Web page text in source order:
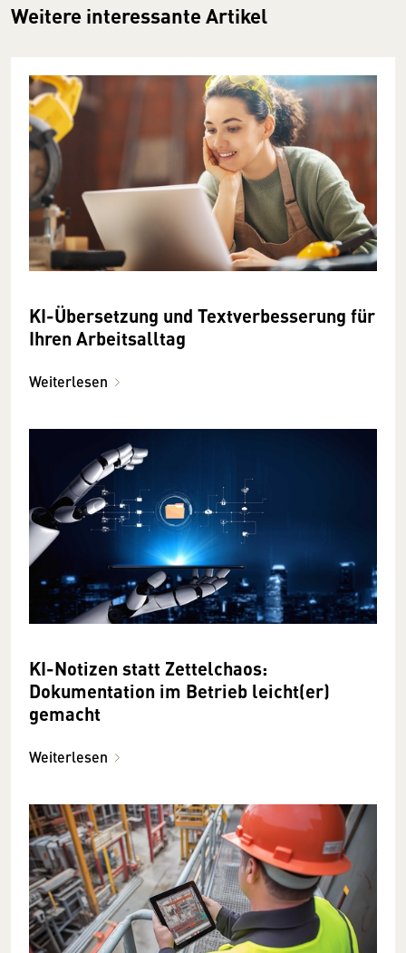
Weitere interessante Artikel
KI-Übersetzung und Textverbesserung für
Ihren Arbeitsalltag
Weiterlesen
KI-Notizen statt Zettelchaos:
Dokumentation im Betrieb leicht(er)
gemacht
Weiterlesen